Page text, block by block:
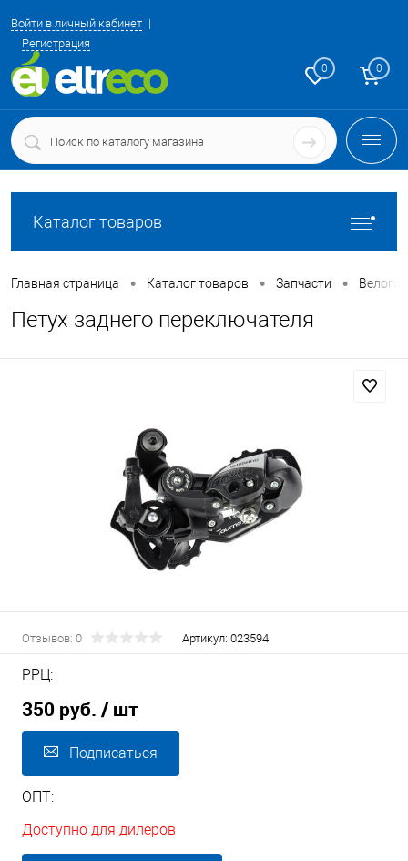
Войти в личный кабинет
Регистрация
0 0
Каталог товаров
Главная страница • Каталог товаров • Запчасти •
Петух заднего переключателя
Отзывов: 0 Артикул: 023594
РРЦ:
350 руб. / шт
Подписаться
ОПТ:
Доступно для дилеров